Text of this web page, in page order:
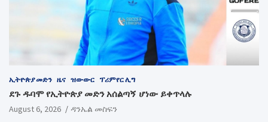
ኢትዮጵያ መድን ዜና ዝውውር ፕሪምየር ሊግ
ደጉ ዱባሞ የኢትዮጵያ መድን አሰልጣኝ ሆነው ይቀጥላሉ
August 6, 2026 ዳንኤል መስፍን